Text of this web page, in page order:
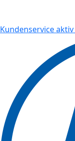
Kundenservice aktiv